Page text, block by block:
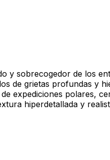
y sobrecogedor de los
de grietas profundas y
expediciones polares,
hiperdetallada y